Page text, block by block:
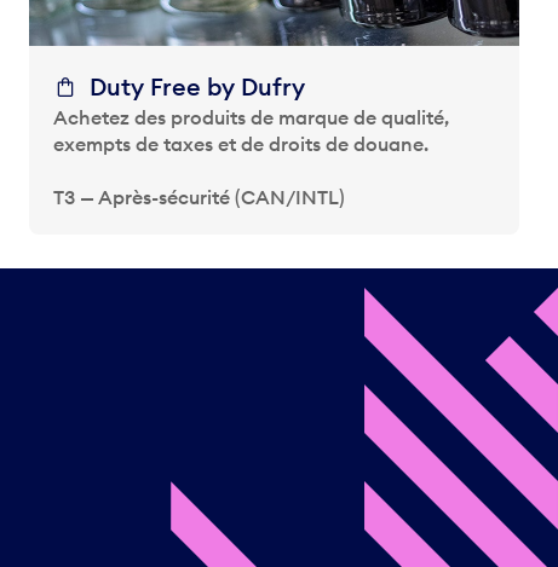
Duty Free by Dufry
Achetez des produits de marque de qualité,
exempts de taxes et de droits de douane.
T3 — Après-sécurité (CAN/INTL)